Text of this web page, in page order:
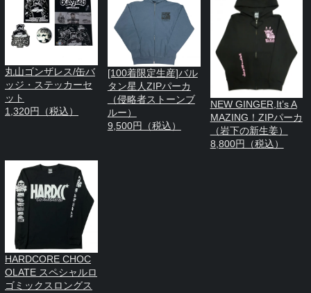
丸山ゴンザレス/缶バ
ッジ・ステッカーセ
ット
1,320円（税込）
[100着限定生産]バル
タン星人ZIPパーカ
（侵略者ストーンブ
ルー）
9,500円（税込）
NEW GINGER,It’s A
MAZING！ZIPパーカ
（岩下の新生姜）
8,800円（税込）
HARDCORE CHOC
OLATE スペシャルロ
ゴミックスロングス